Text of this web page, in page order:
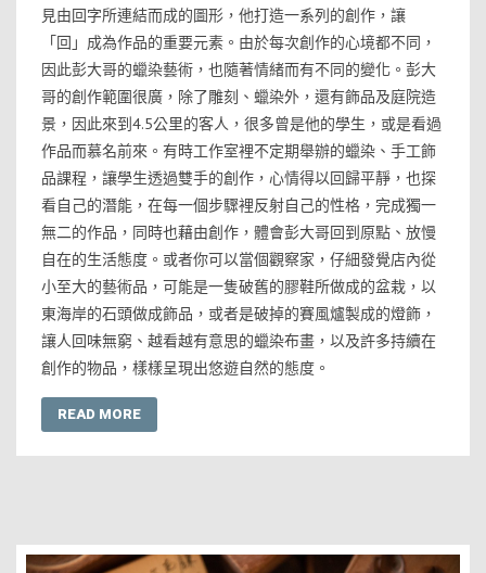
見由回字所連結而成的圖形，他打造一系列的創作，讓
「回」成為作品的重要元素。由於每次創作的心境都不同，
因此彭大哥的蠟染藝術，也隨著情緒而有不同的變化。彭大
哥的創作範圍很廣，除了雕刻、蠟染外，還有飾品及庭院造
景，因此來到4.5公里的客人，很多曾是他的學生，或是看過
作品而慕名前來。有時工作室裡不定期舉辦的蠟染、手工飾
品課程，讓學生透過雙手的創作，心情得以回歸平靜，也探
看自己的潛能，在每一個步驟裡反射自己的性格，完成獨一
無二的作品，同時也藉由創作，體會彭大哥回到原點、放慢
自在的生活態度。或者你可以當個觀察家，仔細發覺店內從
小至大的藝術品，可能是一隻破舊的膠鞋所做成的盆栽，以
東海岸的石頭做成飾品，或者是破掉的賽風爐製成的燈飾，
讓人回味無窮、越看越有意思的蠟染布畫，以及許多持續在
創作的物品，樣樣呈現出悠遊自然的態度。
READ MORE